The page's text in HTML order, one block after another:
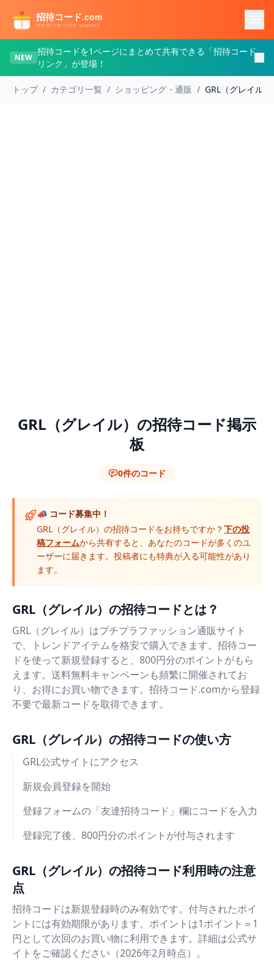
NEW
招待コードを1ページにまとめて共有できる「招待コード
リンク」が登場！
トップ / カテゴリ一覧 / ショッピング・通販 / GRL（グレイル）
GRL（グレイル）の招待コード掲示
板
0件のコード
📣 コード募集中！
GRL（グレイル）の招待コードをお持ちですか？下の投
稿フォームから共有すると、あなたのコードが多くのユ
ーザーに届きます。投稿者にも特典が入る可能性があり
ます。
GRL（グレイル）の招待コードとは？
GRL（グレイル）はプチプラファッション通販サイト
で、トレンドアイテムを格安で購入できます。招待コー
ドを使って新規登録すると、800円分のポイントがもら
えます。送料無料キャンペーンも頻繁に開催されてお
り、お得にお買い物できます。招待コード.comから登録
不要で最新コードを取得できます。
GRL（グレイル）の招待コードの使い方
GRL公式サイトにアクセス
新規会員登録を開始
登録フォームの「友達招待コード」欄にコードを入力
登録完了後、800円分のポイントが付与されます
GRL（グレイル）の招待コード利用時の注意
点
招待コードは新規登録時のみ有効です。付与されたポイ
ントには有効期限があります。ポイントは1ポイント＝1
円として次回のお買い物に利用できます。詳細は公式サ
イトをご確認ください（2026年2月時点）。